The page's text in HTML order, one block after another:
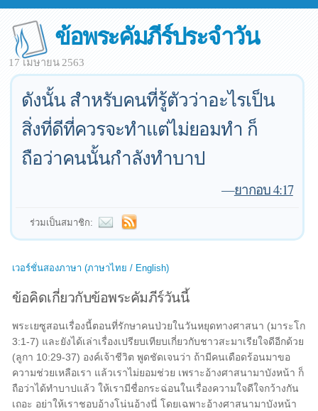
ข้อพระคัมภีร์ประจำวัน
17 เมษายน 2563
ดังนั้น สำหรับคนที่รู้ตัวว่าอะไรเป็น
สิ่งที่ดีที่ควรจะทำแต่ไม่ยอมทำ ก็
ถือว่าคนนั้นกำลังทำบาป
—ยากอบ 4:17
ร่วมเป็นสมาชิก:
เวอร์ชั่นสองภาษา (ภาษาไทย / English)
ข้อคิดเกี่ยวกับข้อพระคัมภีร์วันนี้
พระเยซูสอนเรื่องนี้ตอนที่รักษาคนป่วยในวันหยุดทางศาสนา (มาระโก
3:1-7) และยังได้เล่าเรื่องเปรียบเทียบเกี่ยวกับชาวสะมาเรียใจดีอีกด้วย
(ลูกา 10:29-37) องค์เจ้าชีวิต พูดชัดเจนว่า ถ้ามีคนเดือดร้อนมาขอ
ความช่วยเหลือเรา แล้วเราไม่ยอมช่วย เพราะอ้างศาสนามาบังหน้า ก็
ถือว่าได้ทำบาปแล้ว ให้เรามีชื่อกระฉ่อนในเรื่องความใจดีใจกว้างกัน
เถอะ อย่าให้เราชอบอ้างโน่นอ้างนี่ โดยเฉพาะอ้างศาสนามาบังหน้า